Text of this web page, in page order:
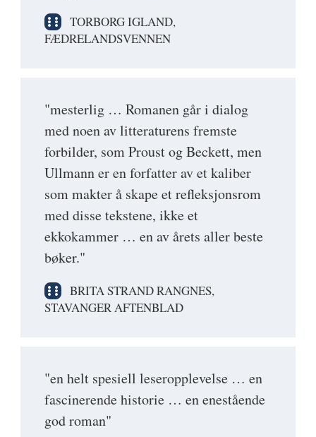
TORBORG IGLAND,
FÆDRELANDSVENNEN
"mesterlig … Romanen går i dialog
med noen av litteraturens fremste
forbilder, som Proust og Beckett, men
Ullmann er en forfatter av et kaliber
som makter å skape et refleksjonsrom
med disse tekstene, ikke et
ekkokammer … en av årets aller beste
bøker."
BRITA STRAND RANGNES,
STAVANGER AFTENBLAD
"en helt spesiell leseropplevelse … en
fascinerende historie … en enestående
god roman"